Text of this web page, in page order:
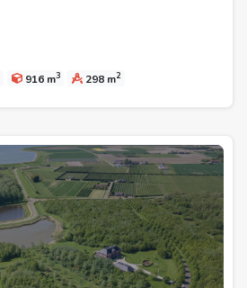
916 m3 298 m2